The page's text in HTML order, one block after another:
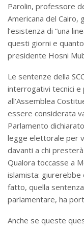
Parolin, professore
Americana del Cairo,
l’esistenza di “una
questi giorni e
presidente Hosni
Le sentenze della
interrogativi tecnici e
all’Assemblea
essere considerata
Parlamento
legge elettorale per
davanti a chi
Qualora toccasse a
islamista: giurerebbe
fatto, quella
parlamentare, ha
Anche se queste